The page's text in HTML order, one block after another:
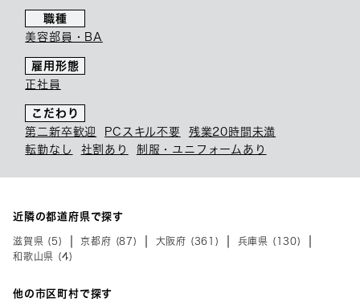
職種
美容部員・BA
雇用形態
正社員
こだわり
第二新卒歓迎
PCスキル不要
残業20時間未満
転勤なし
社割あり 制服・ユニフォームあり
近隣の都道府県で探す
滋賀県 (5) 京都府 (87) 大阪府 (361)
兵庫県 (130)
和歌山県 (4)
他の市区町村で探す